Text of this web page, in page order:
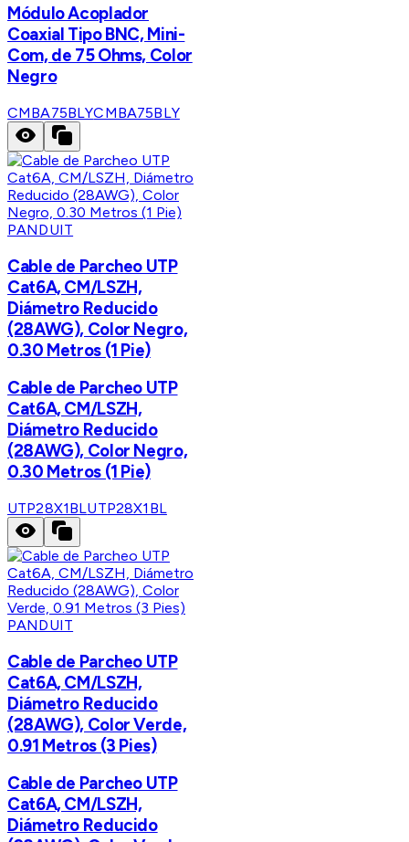
Módulo Acoplador
Coaxial Tipo BNC, Mini-
Com, de 75 Ohms, Color
Negro
CMBA75BLYCMBA75BLY
PANDUIT
Cable de Parcheo UTP
Cat6A, CM/LSZH,
Diámetro Reducido
(28AWG), Color Negro,
0.30 Metros (1 Pie)
Cable de Parcheo UTP
Cat6A, CM/LSZH,
Diámetro Reducido
(28AWG), Color Negro,
0.30 Metros (1 Pie)
UTP28X1BLUTP28X1BL
PANDUIT
Cable de Parcheo UTP
Cat6A, CM/LSZH,
Diámetro Reducido
(28AWG), Color Verde,
0.91 Metros (3 Pies)
Cable de Parcheo UTP
Cat6A, CM/LSZH,
Diámetro Reducido